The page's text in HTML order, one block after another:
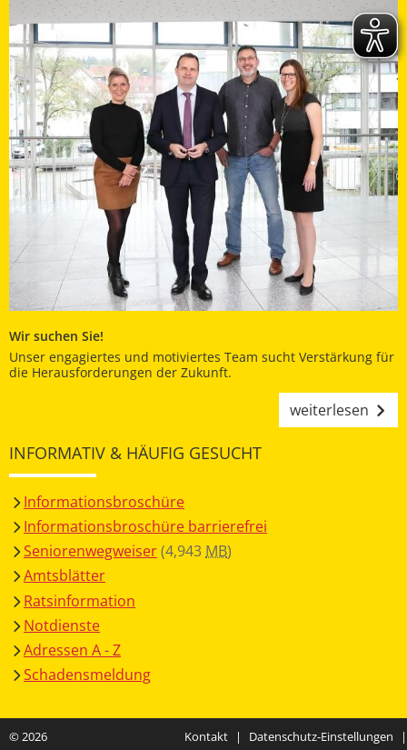
Wir suchen Sie!
Unser engagiertes und motiviertes Team sucht Verstärkung für
die Herausforderungen der Zukunft.
weiterlesen
INFORMATIV & HÄUFIG GESUCHT
Informationsbroschüre
Informationsbroschüre barrierefrei
Seniorenwegweiser(4,943 MB)
Amtsblätter
Ratsinformation
Notdienste
Adressen A - Z
Schadensmeldung
© 2026 Kontakt | Datenschutz-Einstellungen |